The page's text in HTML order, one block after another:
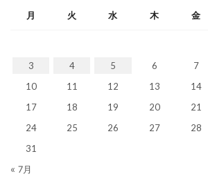
月 火 水 木 金
3
4 5 6 7
10
11 12 13 14
17
18 19 20 21
24
25 26 27 28
31
« 7月